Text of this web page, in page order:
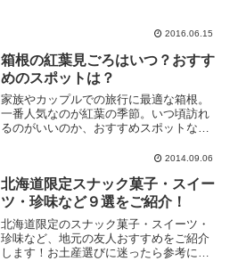
2016.06.15
箱根の紅葉見ごろはいつ？おすす
めのスポットは？
家族やカップルでの旅行に最適な箱根。
一番人気なのが紅葉の季節。いつ頃訪れ
るのがいいのか、おすすめスポットなど
2014.09.06
北海道限定スナック菓子・スイー
ツ・珍味など９選をご紹介！
北海道限定のスナック菓子・スイーツ・
珍味など、地元の友人おすすめをご紹介
します！お土産選びに迷ったら参考にし